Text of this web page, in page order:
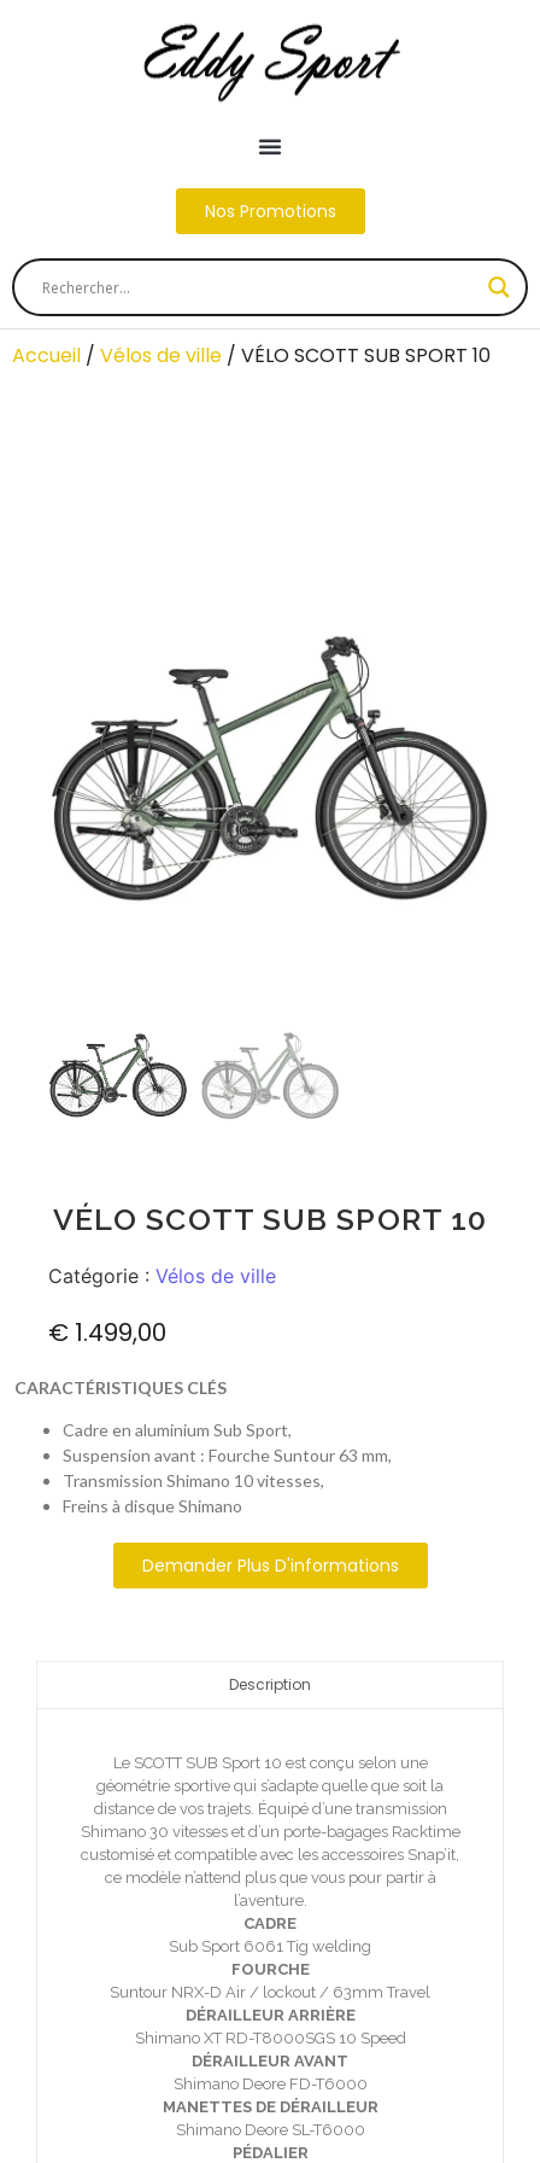
Nos Promotions
Accueil / Vélos de ville / VÉLO SCOTT SUB SPORT 10
VÉLO SCOTT SUB SPORT 10
Catégorie : Vélos de ville
€ 1.499,00
CARACTÉRISTIQUES CLÉS
Cadre en aluminium Sub Sport,
Suspension avant : Fourche Suntour 63 mm,
Transmission Shimano 10 vitesses,
Freins à disque Shimano
Demander Plus D'informations
Description
Le SCOTT SUB Sport 10 est conçu selon une
géométrie sportive qui s’adapte quelle que soit la
distance de vos trajets. Équipé d’une transmission
Shimano 30 vitesses et d’un porte-bagages Racktime
customisé et compatible avec les accessoires Snap’it,
ce modèle n’attend plus que vous pour partir à
l’aventure.
CADRE
Sub Sport 6061 Tig welding
FOURCHE
Suntour NRX-D Air / lockout / 63mm Travel
DÉRAILLEUR ARRIÈRE
Shimano XT RD-T8000SGS 10 Speed
DÉRAILLEUR AVANT
Shimano Deore FD-T6000
MANETTES DE DÉRAILLEUR
Shimano Deore SL-T6000
PÉDALIER